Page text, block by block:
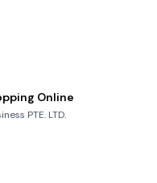
Online
PTE. LTD.